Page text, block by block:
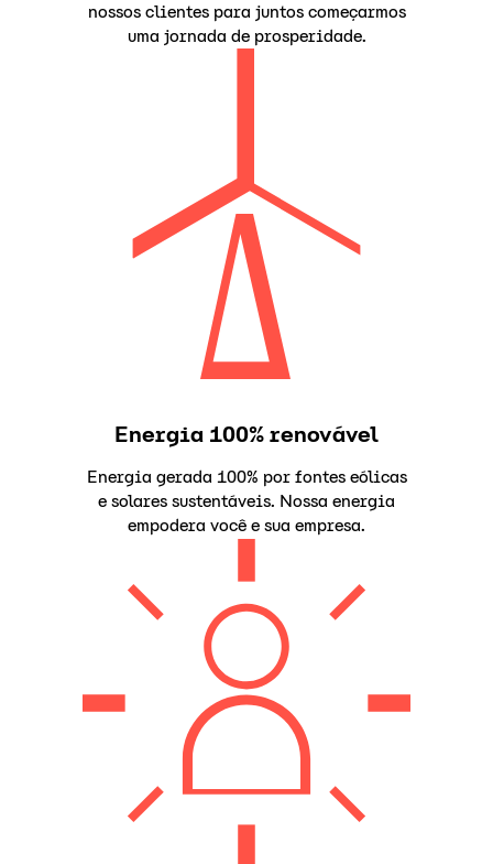
nossos clientes para juntos começarmos
uma jornada de prosperidade.
Energia 100% renovável
Energia gerada 100% por fontes eólicas
e solares sustentáveis. Nossa energia
empodera você e sua empresa.